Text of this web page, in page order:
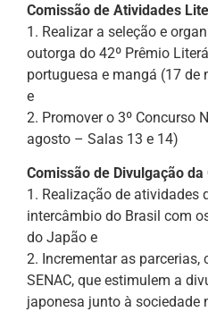
Comissão de Atividades
1. Realizar a seleção e
outorga do 42º Prêmio
portuguesa e mangá (17 de
e
2. Promover o 3º Concurso
agosto – Salas 13 e 14)
Comissão de Divulgação
1. Realização de atividades
intercâmbio do Brasil com
do Japão e
2. Incrementar as
SENAC, que estimulem a
japonesa junto à sociedade